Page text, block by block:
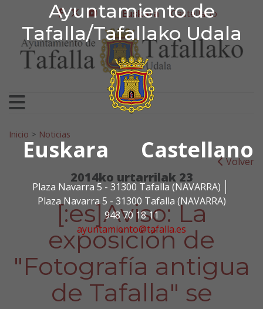
Ayuntamiento de
Tafalla/Tafallako Udala
Euskara Castellano
Plaza Navarra 5 - 31300 Tafalla (NAVARRA)
Plaza Navarra 5 - 31300 Tafalla (NAVARRA)
948 70 18 11
ayuntamiento@tafalla.es
Ir al contenido
Ayuntamiento de
facebook
twitter
youtube
Euskara Castellano
Bilatu:
Inicio > Noticias
Volver
2014ko urtarrilak 23
[:es]Aviso: La
exposición de
"Fotografía antigua
de Tafalla" se